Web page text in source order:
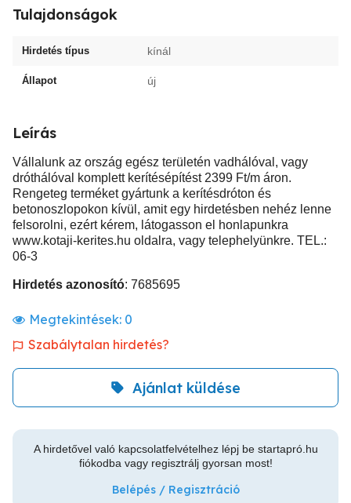
Tulajdonságok
Hirdetés típus kínál
Állapot új
Leírás
Vállalunk az ország egész területén vadhálóval, vagy
dróthálóval komplett kerítésépítést 2399 Ft/m áron.
Rengeteg terméket gyártunk a kerítésdróton és
betonoszlopokon kívül, amit egy hirdetésben nehéz lenne
felsorolni, ezért kérem, látogasson el honlapunkra
www.kotaji-kerites.hu oldalra, vagy telephelyünkre. TEL.:
06-3
Hirdetés azonosító: 7685695
Megtekintések: 0
Szabálytalan hirdetés?
Ajánlat küldése
A hirdetővel való kapcsolatfelvételhez lépj be startapró.hu
fiókodba vagy regisztrálj gyorsan most!
Belépés / Regisztráció